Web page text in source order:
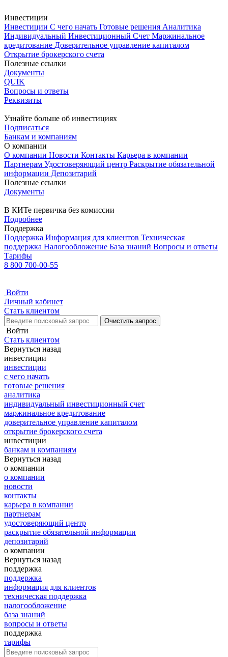
Инвестиции
Инвестиции С чего начать Готовые решения Аналитика
Индивидуальный Инвестиционный Счет Маржинальное
кредитование Доверительное управление капиталом
Открытие брокерского счета
Полезные ссылки
Документы
QUIK
Вопросы и ответы
Реквизиты
Узнайте больше об инвестициях
Подписаться
Банкам и компаниям
О компании
О компании Новости Контакты Карьера в компании
Партнерам Удостоверяющий центр Раскрытие обязательной
информации Депозитарий
Полезные ссылки
Документы
В КИТе первичка без комиссии
Подробнее
Поддержка
Поддержка Информация для клиентов Техническая
поддержка Налогообложение База знаний Вопросы и ответы
Тарифы
8 800 700-00-55
Войти
Личный кабинет
Стать клиентом
Очистить запрос
Войти
Стать клиентом
Вернуться назад
инвестиции
инвестиции
с чего начать
готовые решения
аналитика
индивидуальный инвестиционный счет
маржинальное кредитование
доверительное управление капиталом
открытие брокерского счета
инвестиции
банкам и компаниям
Вернуться назад
о компании
о компании
новости
контакты
карьера в компании
партнерам
удостоверяющий центр
раскрытие обязательной информации
депозитарий
о компании
Вернуться назад
поддержка
поддержка
информация для клиентов
техническая поддержка
налогообложение
база знаний
вопросы и ответы
поддержка
тарифы